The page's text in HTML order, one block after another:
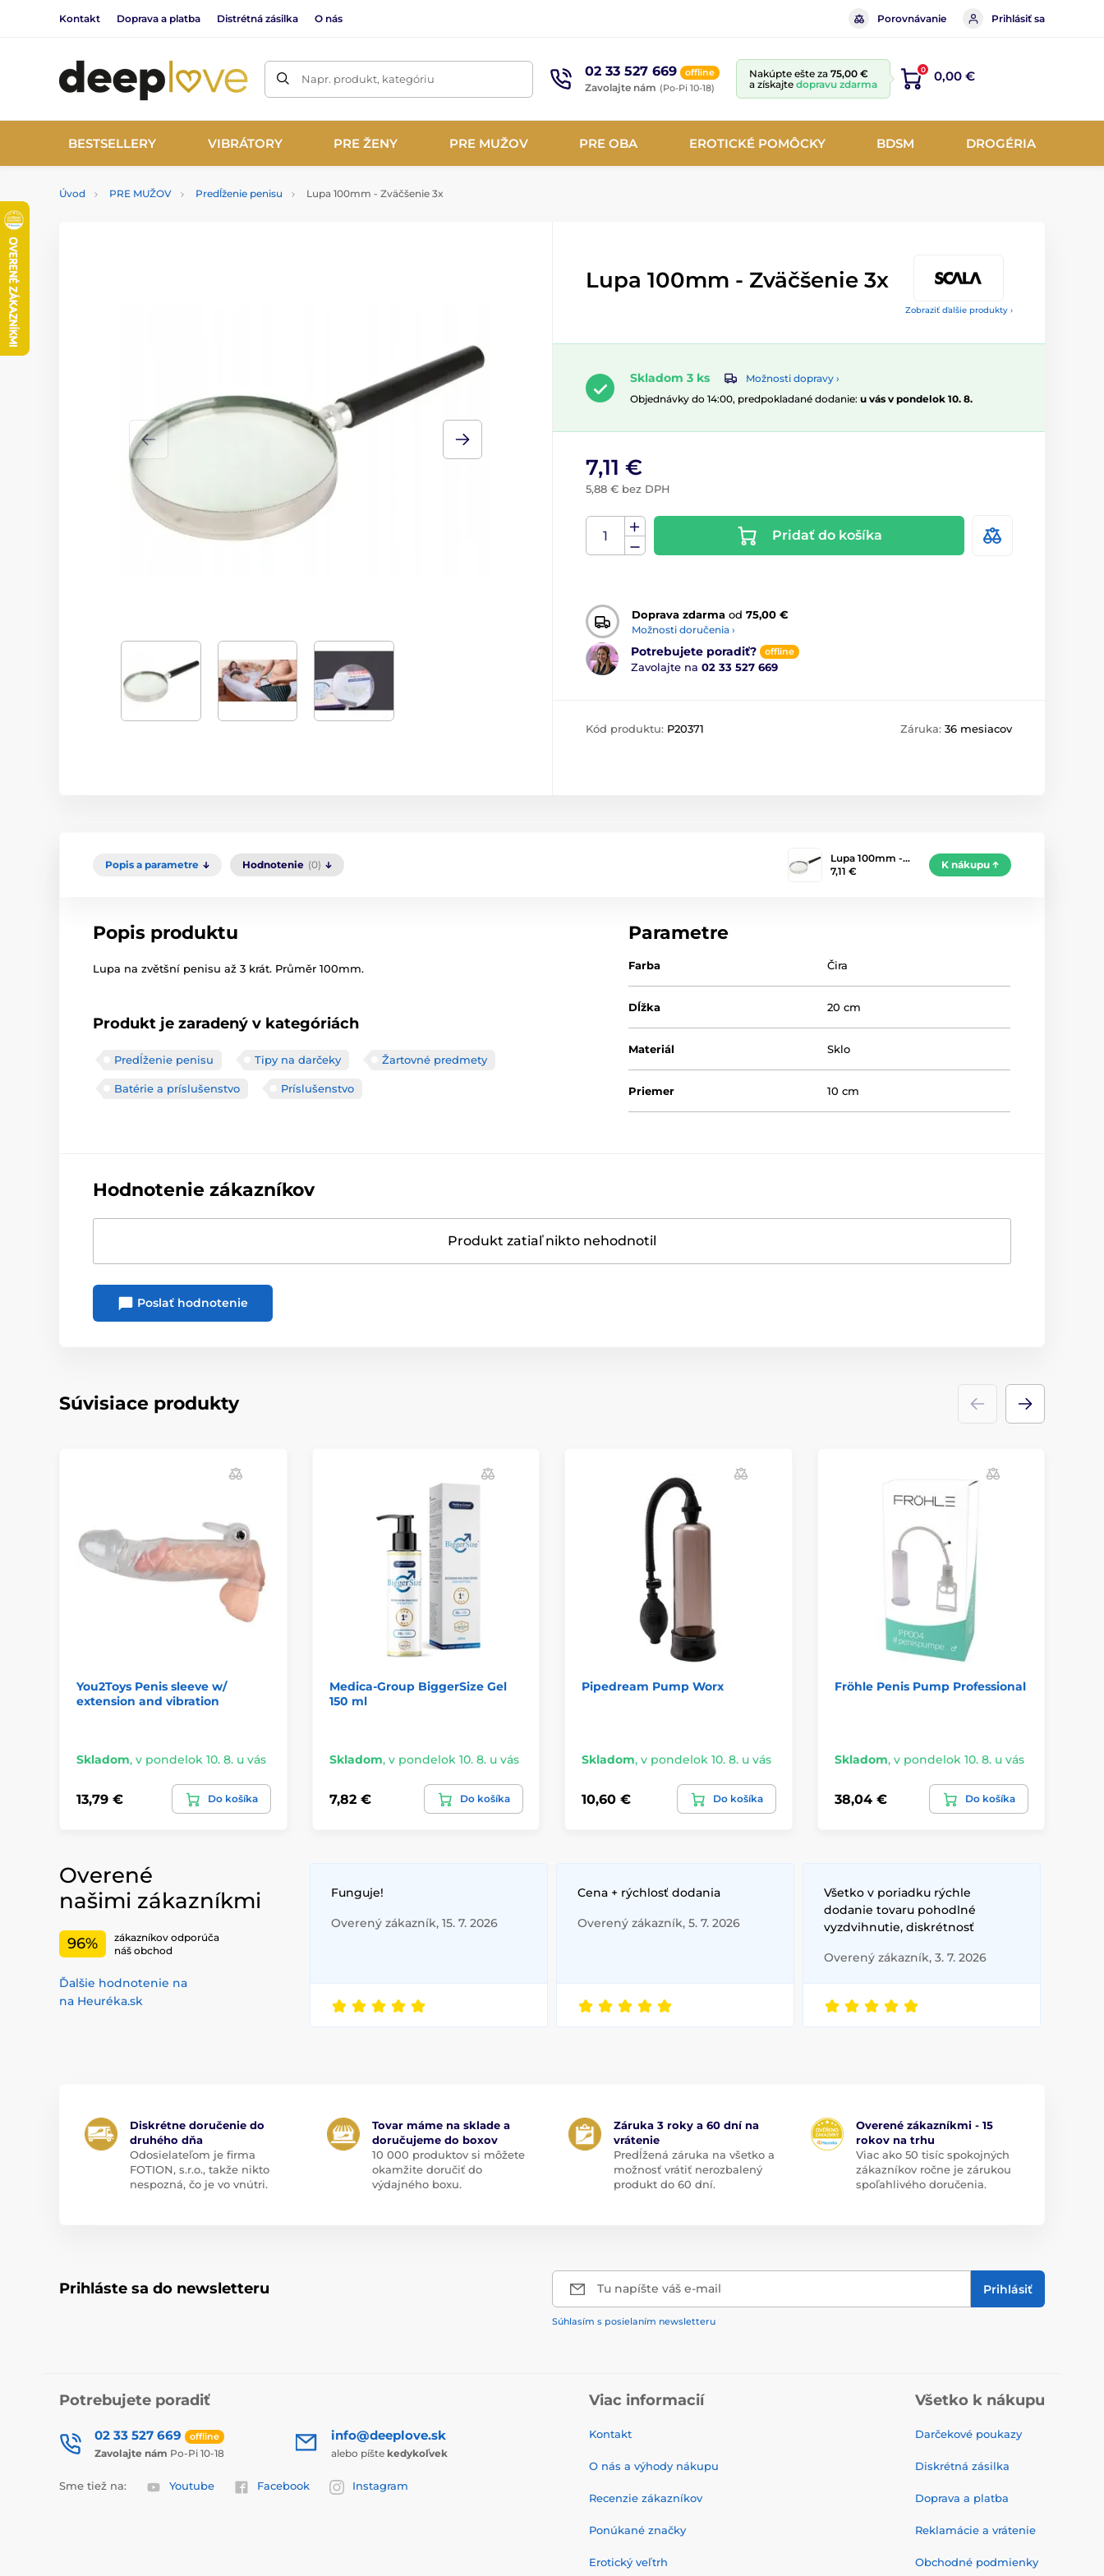
Kontakt Doprava a platba Distrétná zásilka O nás Porovnávanie Prihlásiť sa
Napr. produkt, kategóriu 02 33 527 669 offline
Zavolajte nám (Po-Pi 10-18)
Nakúpte ešte za 75,00 €
a získajte dopravu zdarma
0 0,00 €
BESTSELLERY VIBRÁTORY PRE ŽENY PRE MUŽOV PRE OBA EROTICKÉ POMÔCKY BDSM DROGÉRIA
Úvod PRE MUŽOV Predĺženie penisu Lupa 100mm - Zväčšenie 3x
Zobraziť ďalšie produkty ›
Lupa 100mm - Zväčšenie 3x
Skladom 3 ks
Možnosti dopravy ›
Objednávky do 14:00, predpokladané dodanie: u vás v pondelok 10. 8.
7,11 €
5,88 € bez DPH
Pridať do košíka
Doprava zdarma od 75,00 €
Možnosti doručenia ›
Potrebujete poradiť? offline
Zavolajte na 02 33 527 669
Kód produktu: P20371 Záruka: 36 mesiacov
Popis a parametre Hodnotenie (0)
Lupa 100mm -…
7,11 €
K nákupu
Popis produktu
Lupa na zvětšní penisu až 3 krát. Průměr 100mm.
Produkt je zaradený v kategóriách
Predĺženie penisu Tipy na darčeky Žartovné predmety
Batérie a príslušenstvo Príslušenstvo
Parametre
Farba Čira
Dĺžka 20 cm
Materiál Sklo
Priemer 10 cm
Hodnotenie zákazníkov
Produkt zatiaľ nikto nehodnotil
Poslať hodnotenie
Súvisiace produkty
You2Toys Penis sleeve w/
extension and vibration
Skladom, v pondelok 10. 8. u vás
13,79 € Do košíka
Medica-Group BiggerSize Gel
150 ml
Skladom, v pondelok 10. 8. u vás
7,82 € Do košíka
Pipedream Pump Worx
Skladom, v pondelok 10. 8. u vás
10,60 € Do košíka
Fröhle Penis Pump Professional
Skladom, v pondelok 10. 8. u vás
38,04 € Do košíka
Overené
našimi zákazníkmi
96%
zákazníkov odporúča
náš obchod
Ďalšie hodnotenie na
na Heuréka.sk
Funguje!
Overený zákazník, 15. 7. 2026
Cena + rýchlosť dodania
Overený zákazník, 5. 7. 2026
Všetko v poriadku rýchle
dodanie tovaru pohodlné
vyzdvihnutie, diskrétnosť
Overený zákazník, 3. 7. 2026
Diskrétne doručenie do
druhého dňa
Odosielateľom je firma
FOTION, s.r.o., takže nikto
nespozná, čo je vo vnútri.
Tovar máme na sklade a
doručujeme do boxov
10 000 produktov si môžete
okamžite doručiť do
výdajného boxu.
Záruka 3 roky a 60 dní na
vrátenie
Predĺžená záruka na všetko a
možnosť vrátiť nerozbalený
produkt do 60 dní.
Overené zákazníkmi - 15
rokov na trhu
Viac ako 50 tisíc spokojných
zákazníkov ročne je zárukou
spoľahlivého doručenia.
Prihláste sa do newsletteru Tu napíšte váš e-mail Prihlásiť
Súhlasím s posielaním newsletteru
Potrebujete poradiť
02 33 527 669 offline
Zavolajte nám Po-Pi 10-18
info@deeplove.sk
alebo píšte kedykoľvek
Sme tiež na: Youtube Facebook Instagram
Viac informacií
Kontakt
O nás a výhody nákupu
Recenzie zákazníkov
Ponúkané značky
Erotický veľtrh
Všetko k nákupu
Darčekové poukazy
Diskrétná zásilka
Doprava a platba
Reklamácie a vrátenie
Obchodné podmienky